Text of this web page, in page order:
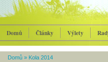
Domů Články Výlety
Domů » Kola 2014